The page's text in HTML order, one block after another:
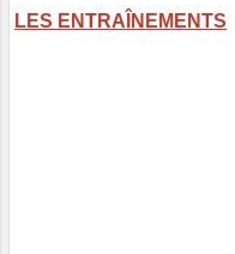
LES ENTRAÎNEMENTS